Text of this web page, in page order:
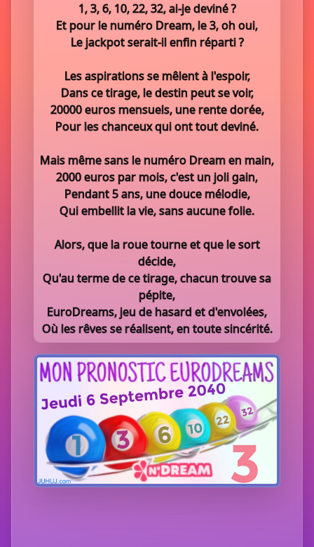
1, 3, 6, 10, 22, 32, ai-je deviné ?
Et pour le numéro Dream, le 3, oh oui,
Le jackpot serait-il enfin réparti ?
Les aspirations se mêlent à l'espoir,
Dans ce tirage, le destin peut se voir,
20000 euros mensuels, une rente dorée,
Pour les chanceux qui ont tout deviné.
Mais même sans le numéro Dream en main,
2000 euros par mois, c'est un joli gain,
Pendant 5 ans, une douce mélodie,
Qui embellit la vie, sans aucune folie.
Alors, que la roue tourne et que le sort
décide,
Qu'au terme de ce tirage, chacun trouve sa
pépite,
EuroDreams, jeu de hasard et d'envolées,
Où les rêves se réalisent, en toute sincérité.